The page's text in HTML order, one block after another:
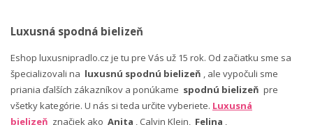
Luxusná spodná bielizeň
Eshop luxusnipradlo.cz je tu pre Vás už 15 rok. Od začiatku sme sa
špecializovali na luxusnú spodnú bielizeň , ale vypočuli sme
priania ďalších zákazníkov a ponúkame spodnú bielizeň pre
všetky kategórie. U nás si teda určite vyberiete. Luxusná
bielizeň značiek ako Anita , Calvin Klein, Felina ,